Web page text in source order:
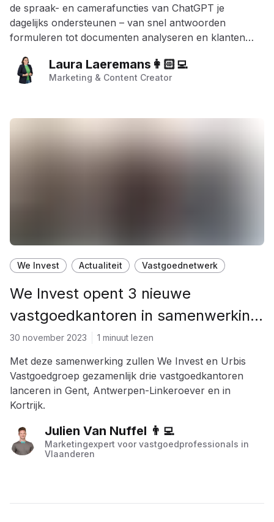
de spraak- en camerafuncties van ChatGPT je
dagelijks ondersteunen – van snel antwoorden
formuleren tot documenten analyseren en klanten
Laura Laeremans👩🏻‍💻
Marketing & Content Creator
We Invest Actualiteit Vastgoednetwerk
We Invest opent 3 nieuwe
vastgoedkantoren in samenwerking
met Urbis Vastgoedgroep
30 november 2023 1 minuut lezen
Met deze samenwerking zullen We Invest en Urbis
Vastgoedgroep gezamenlijk drie vastgoedkantoren
lanceren in Gent, Antwerpen-Linkeroever en in
Kortrijk.
Julien Van Nuffel 👨‍💻
Marketingexpert voor vastgoedprofessionals in
Vlaanderen